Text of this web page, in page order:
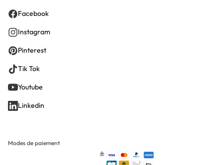
Facebook
Instagram
Pinterest
Tik Tok
Youtube
Linkedin
Modes de paiement